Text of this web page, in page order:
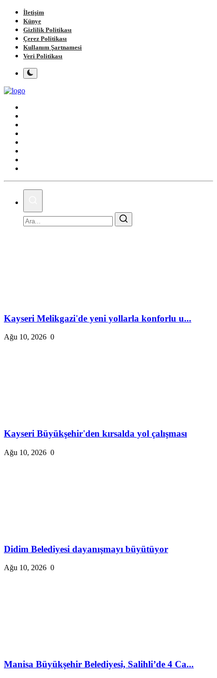
İletişim
Künye
Gizlilik Politikası
Çerez Politikası
Kullanım Şartnamesi
Veri Politikası
Kayseri Melikgazi'de yeni yollarla konforlu u...
Ağu 10, 2026 0
Kayseri Büyükşehir'den kırsalda yol çalışması
Ağu 10, 2026 0
Didim Belediyesi dayanışmayı büyütüyor
Ağu 10, 2026 0
Manisa Büyükşehir Belediyesi, Salihli’de 4 Ca...